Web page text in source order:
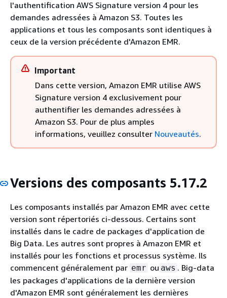
l'authentification AWS Signature version 4 pour les
demandes adressées à Amazon S3. Toutes les
applications et tous les composants sont identiques à
ceux de la version précédente d'Amazon EMR.
Important
Dans cette version, Amazon EMR utilise AWS
Signature version 4 exclusivement pour
authentifier les demandes adressées à
Amazon S3. Pour de plus amples
informations, veuillez consulter Nouveautés.
Versions des composants 5.17.2
Les composants installés par Amazon EMR avec cette
version sont répertoriés ci-dessous. Certains sont
installés dans le cadre de packages d'application de
Big Data. Les autres sont propres à Amazon EMR et
installés pour les fonctions et processus système. Ils
commencent généralement par emr ou aws . Big-data
les packages d'applications de la dernière version
d'Amazon EMR sont généralement les dernières